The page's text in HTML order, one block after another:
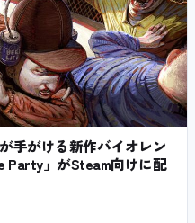
手がける新作バイオレン
Party」がSteam向けに配